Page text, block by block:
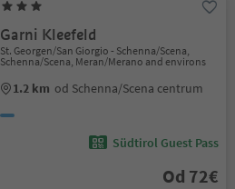
Garni Kleefeld
St. Georgen/San Giorgio - Schenna/Scena,
Schenna/Scena, Meran/Merano and environs
1.2 km od Schenna/Scena centrum
Südtirol Guest Pass
Od 72€